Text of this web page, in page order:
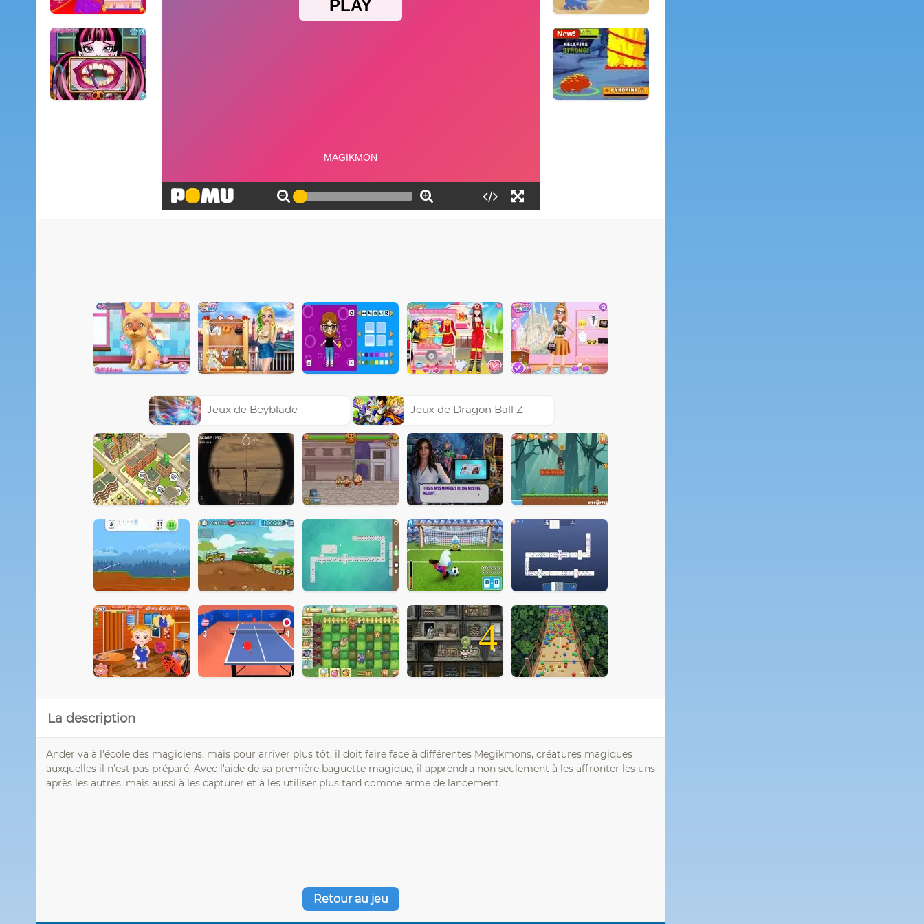
Jeux de Beyblade Jeux de Dragon Ball Z
4
La description
Ander va à l'école des magiciens, mais pour arriver plus tôt, il doit faire face à différentes Megikmons, créatures magiques
auxquelles il n'est pas préparé. Avec l'aide de sa première baguette magique, il apprendra non seulement à les affronter les uns
après les autres, mais aussi à les capturer et à les utiliser plus tard comme arme de lancement.
Retour au jeu